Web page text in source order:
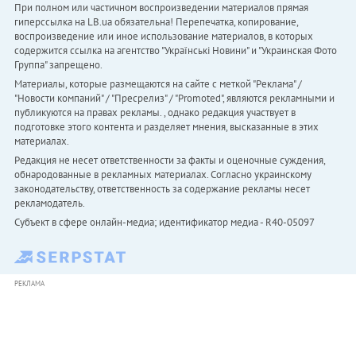
При полном или частичном воспроизведении материалов прямая
гиперссылка на LB.ua обязательна! Перепечатка, копирование,
воспроизведение или иное использование материалов, в которых
содержится ссылка на агентство "Українськi Новини" и "Украинская Фото
Группа" запрещено.
Материалы, которые размещаются на сайте с меткой "Реклама" /
"Новости компаний" / "Пресрелиз" / "Promoted", являются рекламными и
публикуются на правах рекламы. , однако редакция участвует в
подготовке этого контента и разделяет мнения, высказанные в этих
материалах.
Редакция не несет ответственности за факты и оценочные суждения,
обнародованные в рекламных материалах. Согласно украинскому
законодательству, ответственность за содержание рекламы несет
рекламодатель.
Субъект в сфере онлайн-медиа; идентификатор медиа - R40-05097
РЕКЛАМА